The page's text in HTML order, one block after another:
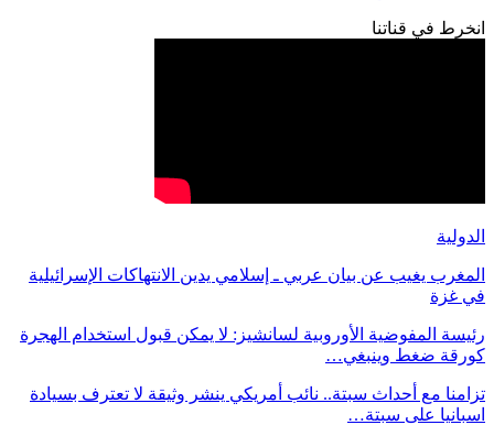
انخرط في قناتنا
الدولية
المغرب يغيب عن بيان عربي ـ إسلامي يدين الانتهاكات الإسرائيلية
في غزة
رئيسة المفوضية الأوروبية لسانشيز: لا يمكن قبول استخدام الهجرة
كورقة ضغط وينبغي…
تزامنا مع أحداث سبتة.. نائب أمريكي ينشر وثيقة لا تعترف بسيادة
اسبانيا على سبتة…